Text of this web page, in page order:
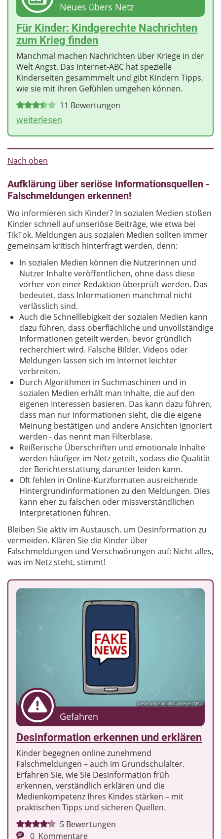
Neues übers Netz
Für Kinder: Kindgerechte Nachrichten
zum Krieg finden
Manchmal machen Nachrichten über Kriege in der
Welt Angst. Das Internet-ABC hat spezielle
Kinderseiten gesammmelt und gibt Kindern Tipps,
wie sie mit ihren Gefühlen umgehen können.
11 Bewertungen
weiterlesen
Nach oben
Aufklärung über seriöse Informationsquellen -
Falschmeldungen erkennen!
Wo informieren sich Kinder? In sozialen Medien stoßen
Kinder schnell auf unseriöse Beiträge, wie etwa bei
TikTok. Meldungen aus sozialen Medien sollten immer
gemeinsam kritisch hinterfragt werden, denn:
In sozialen Medien können die Nutzerinnen und
Nutzer Inhalte veröffentlichen, ohne dass diese
vorher von einer Redaktion überprüft werden. Das
bedeutet, dass Informationen manchmal nicht
verlässlich sind.
Auch die Schnelllebigkeit der sozialen Medien kann
dazu führen, dass oberflächliche und unvollständige
Informationen geteilt werden, bevor gründlich
recherchiert wird. Falsche Bilder, Videos oder
Meldungen lassen sich im Internet leichter
verbreiten.
Durch Algorithmen in Suchmaschinen und in
sozialen Medien erhält man Inhalte, die auf den
eigenen Interessen basieren. Das kann dazu führen,
dass man nur Informationen sieht, die die eigene
Meinung bestätigen und andere Ansichten ignoriert
werden - das nennt man Filterblase.
Reißerische Überschriften und emotionale Inhalte
werden häufiger im Netz geteilt, sodass die Qualität
der Berichterstattung darunter leiden kann.
Oft fehlen in Online-Kurzformaten ausreichende
Hintergrundinformationen zu den Meldungen. Dies
kann eher zu falschen oder missverständlichen
Interpretationen führen.
Bleiben Sie aktiv im Austausch, um Desinformation zu
vermeiden. Klären Sie die Kinder über
Falschmeldungen und Verschwörungen auf: Nicht alles,
was im Netz steht, stimmt!
Desinformation; Bild: Internet-ABC
Gefahren
Desinformation erkennen und erklären
Kinder begegnen online zunehmend
Falschmeldungen – auch im Grundschulalter.
Erfahren Sie, wie Sie Desinformation früh
erkennen, verständlich erklären und die
Medienkompetenz Ihres Kindes stärken – mit
praktischen Tipps und sicheren Quellen.
5 Bewertungen
0 Kommentare